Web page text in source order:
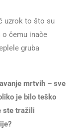
uzrok to što su
o čemu inače
gruba
mrtvih – sve
je bilo teško
ste tražili